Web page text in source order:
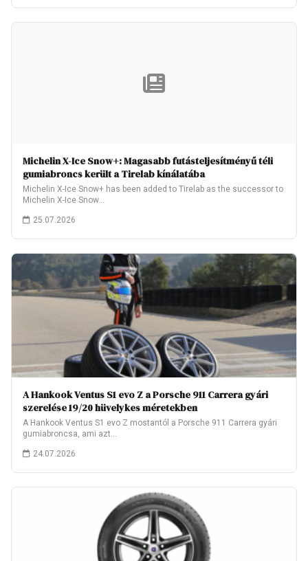
Michelin X-Ice Snow+: Magasabb futásteljesítményű téli
gumiabroncs került a Tirelab kínálatába
Michelin X-Ice Snow+ has been added to Tirelab as the successor to
Michelin X-Ice Snow…
25.07.2026
A Hankook Ventus S1 evo Z a Porsche 911 Carrera gyári
szerelése 19/20 hüvelykes méretekben
A Hankook Ventus S1 evo Z mostantól a Porsche 911 Carrera gyári
gumiabroncsa, ami azt…
24.07.2026